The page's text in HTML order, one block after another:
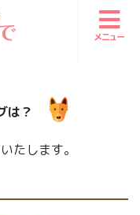
メニュー
は？
たします。